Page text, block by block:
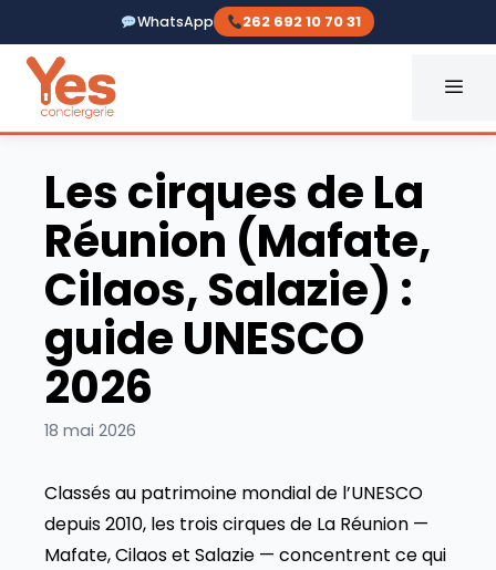
au
contenu
WhatsApp 262 692 10 70 31
Yes Conciergerie La
Les cirques de La
Réunion (Mafate,
Cilaos, Salazie) :
guide UNESCO
2026
18 mai 2026
Classés au patrimoine mondial de l’UNESCO
depuis 2010, les trois cirques de La Réunion —
Mafate, Cilaos et Salazie — concentrent ce qui